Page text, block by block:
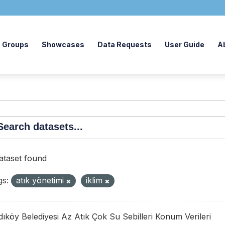
Groups Showcases Data Requests User Guide
found
atık yönetimi iklim
Belediyesi Az Atık Çok Su Sebilleri Konum Verileri